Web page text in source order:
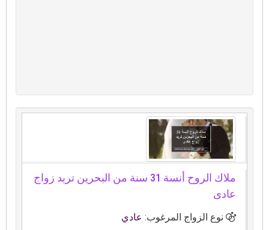
ملاك الروح أنسة 31 سنة من البحرين تريد زواج
عادى
نوع الزواج المرغوب:عادي